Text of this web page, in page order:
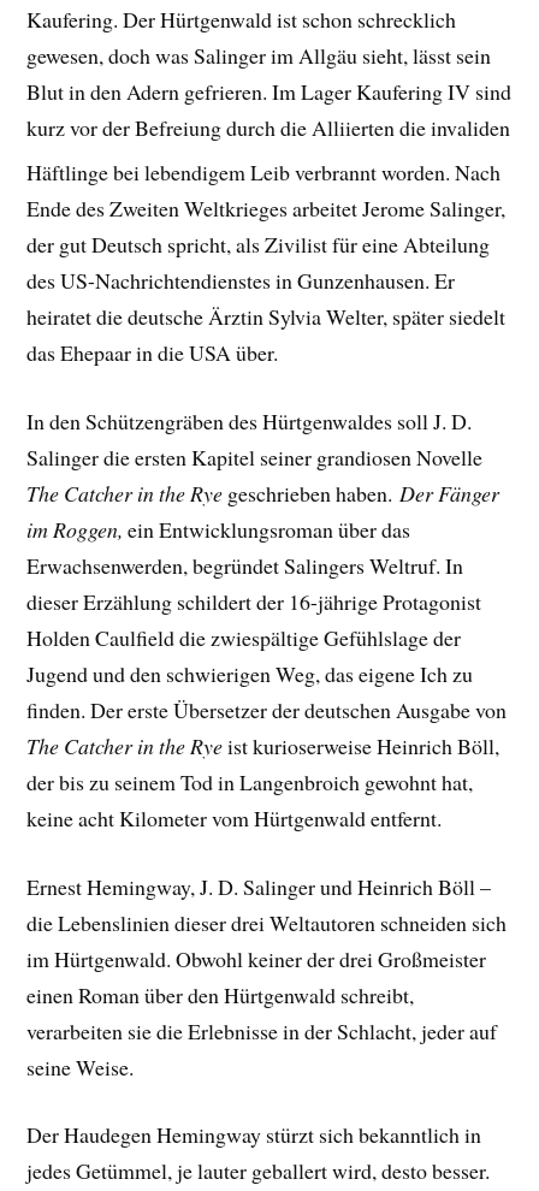
Kaufering. Der Hürtgenwald ist schon schrecklich
gewesen, doch was Salinger im Allgäu sieht, lässt sein
Blut in den Adern gefrieren. Im Lager Kaufering IV sind
kurz vor der Befreiung durch die Alliierten die invaliden
Häftlinge bei lebendigem Leib verbrannt worden.Nach
Ende des Zweiten Weltkrieges arbeitet Jerome Salinger,
der gut Deutsch spricht, als Zivilist für eine Abteilung
des US-Nachrichtendienstes in Gunzenhausen. Er
heiratet die deutsche Ärztin Sylvia Welter, später siedelt
das Ehepaar in die USA über.
In den Schützengräben des Hürtgenwaldes soll J. D.
Salinger die ersten Kapitel seiner grandiosen Novelle
The Catcher in the Rye geschrieben haben.Der Fänger
im Roggen, ein Entwicklungsroman über das
Erwachsenwerden, begründet Salingers Weltruf. In
dieser Erzählung schildert der 16-jährige Protagonist
Holden Caulfield die zwiespältige Gefühlslage der
Jugend und den schwierigen Weg, das eigene Ich zu
finden. Der erste Übersetzer der deutschen Ausgabe von
The Catcher in the Ryeist kurioserweise Heinrich Böll,
der bis zu seinem Tod in Langenbroich gewohnt hat,
keine acht Kilometer vom Hürtgenwald entfernt.
Ernest Hemingway, J. D. Salinger und Heinrich Böll –
die Lebenslinien dieser drei Weltautoren schneiden sich
im Hürtgenwald. Obwohl keiner der drei Großmeister
einen Roman über den Hürtgenwald schreibt,
verarbeiten sie die Erlebnisse in der Schlacht, jeder auf
seine Weise.
Der Haudegen Hemingway stürzt sich bekanntlich in
jedes Getümmel, je lauter geballert wird, desto besser.